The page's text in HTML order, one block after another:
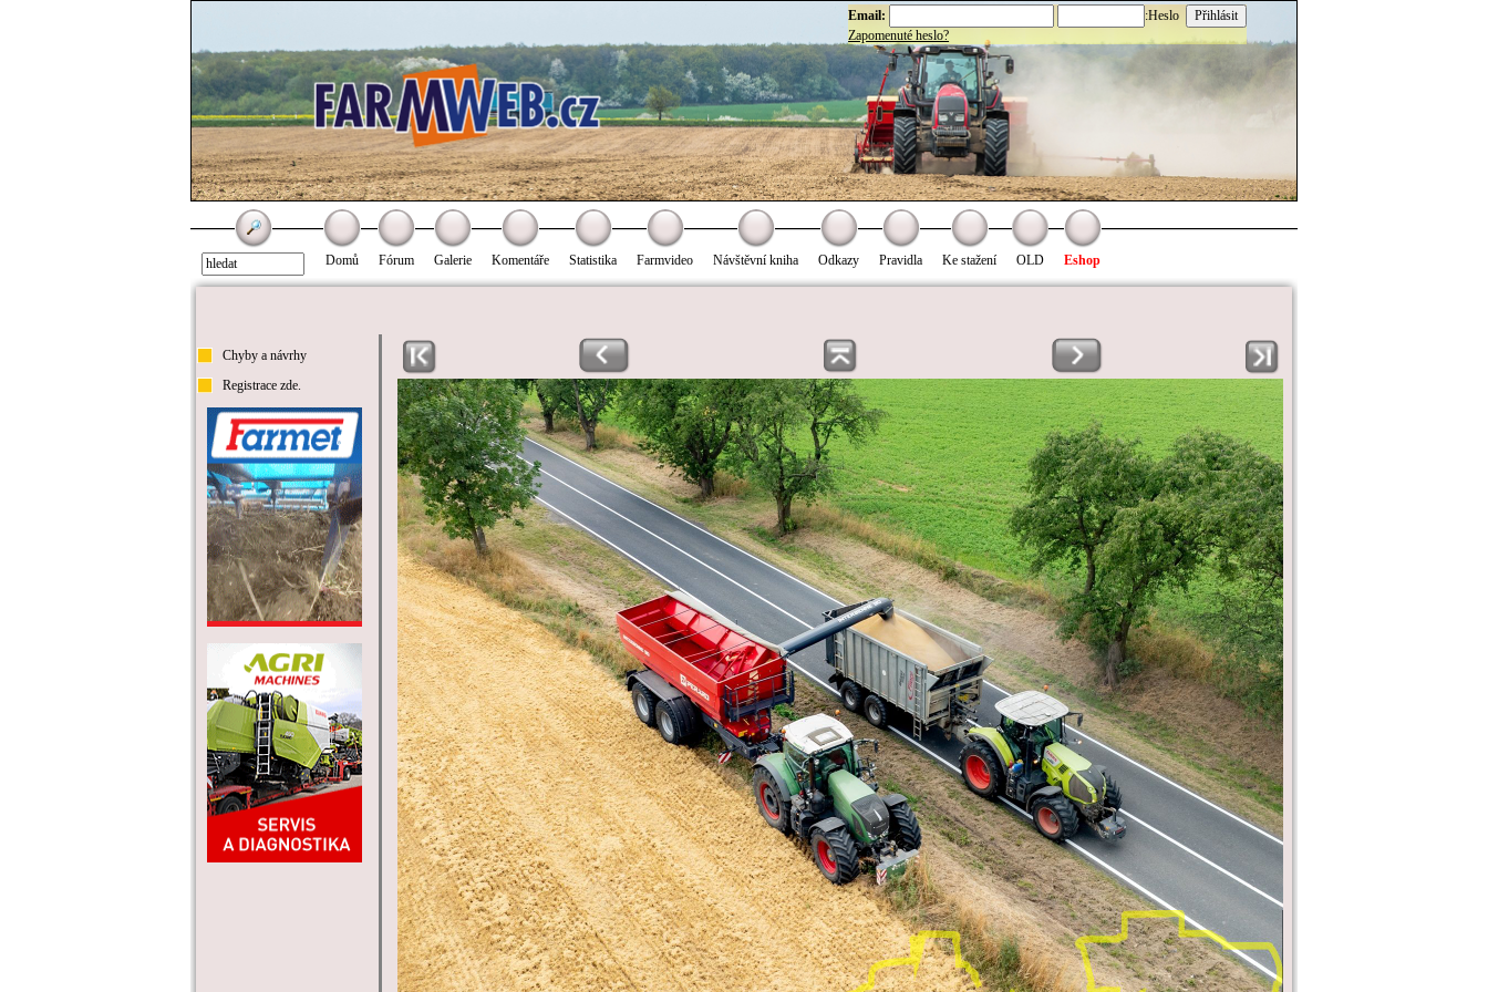
Email:
:Heslo
Zapomenuté heslo?
Domů Fórum Galerie Komentáře Statistika Farmvideo Návštěvní kniha Odkazy Pravidla Ke stažení OLD Eshop
Chyby a návrhy
Registrace zde.